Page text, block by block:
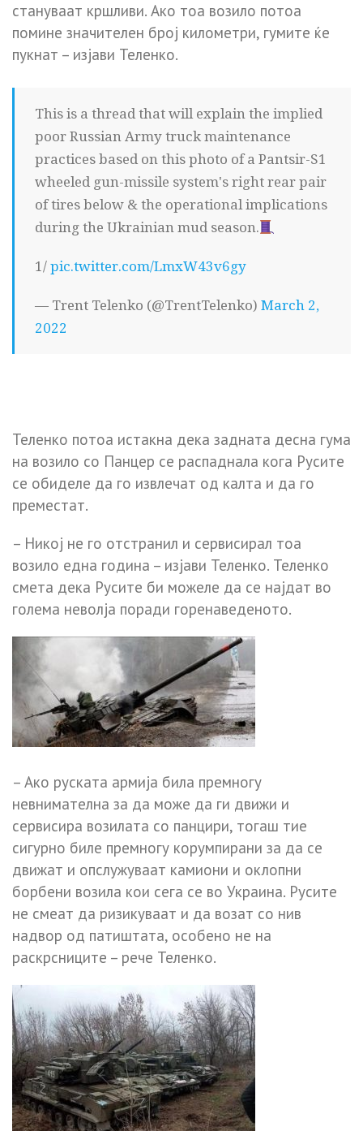
стануваат кршливи. Ако тоа возило потоа
помине значителен број километри, гумите ќе
пукнат – изјави Теленко.
This is a thread that will explain the implied
poor Russian Army truck maintenance
practices based on this photo of a Pantsir-S1
wheeled gun-missile system's right rear pair
of tires below & the operational implications
during the Ukrainian mud season.
1/ pic.twitter.com/LmxW43v6gy
— Trent Telenko (@TrentTelenko) March 2,
2022
Теленко потоа истакна дека задната десна гума
на возило со Панцер се распаднала кога Русите
се обиделе да го извлечат од калта и да го
преместат.
– Никој не го отстранил и сервисирал тоа
возило една година – изјави Теленко. Теленко
смета дека Русите би можеле да се најдат во
голема неволја поради горенаведеното.
– Ако руската армија била премногу
невнимателна за да може да ги движи и
сервисира возилата со панцири, тогаш тие
сигурно биле премногу корумпирани за да се
движат и опслужуваат камиони и оклопни
борбени возила кои сега се во Украина. Русите
не смеат да ризикуваат и да возат со нив
надвор од патиштата, особено не на
раскрсниците – рече Теленко.